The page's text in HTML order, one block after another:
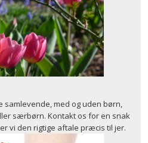
med og uden børn,
særbørn. Kontakt os for en snak
vi den rigtige aftale præcis til jer.